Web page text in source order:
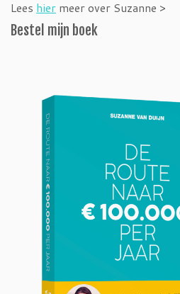
Lees hier meer over Suzanne >
Bestel mijn boek